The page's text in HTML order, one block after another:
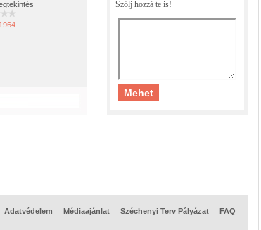
Szólj hozzá te is!
Adatvédelem Médiaajánlat Széchenyi Terv Pályázat FAQ